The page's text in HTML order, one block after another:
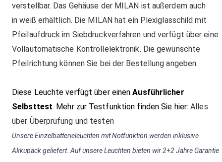
verstellbar. Das Gehäuse der MILAN ist außerdem auch
inweiß erhältlich. Die MILAN hat ein Plexiglasschild mit
Pfeilaufdruck im Siebdruckverfahren und verfügt über eine
Vollautomatische Kontrollelektronik. Die gewünschte
Pfeilrichtung können Sie bei der Bestellung angeben.
Diese Leuchte verfügt über einenAusführlicher
Selbsttest. Mehr zur Testfunktion finden Sie hier:Alles
über Überprüfung und testen
Unsere Einzelbatterieleuchten mit Notfunktion werden inklusive
Akkupack geliefert. Auf unsere Leuchten bieten wir 2+2 Jahre Garantie